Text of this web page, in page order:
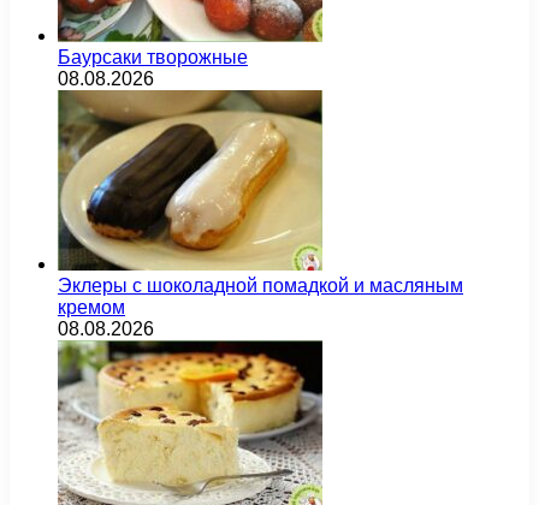
Баурсаки творожные
08.08.2026
Эклеры с шоколадной помадкой и масляным
кремом
08.08.2026